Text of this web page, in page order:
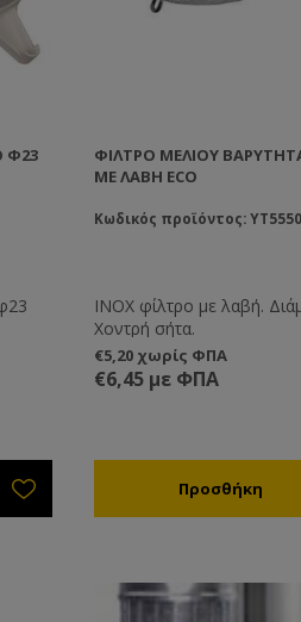
Φ23
ΦΊΛΤΡΟ ΜΕΛΙΟΎ
ΜΕ ΛΑΒΉ ECO
Κωδικός προϊόντος:
ΙΝΟΧ φίλτρο με λαβή.
Χοντρή σήτα.
€5,20 χωρίς ΦΠΑ
€6,45 με ΦΠΑ